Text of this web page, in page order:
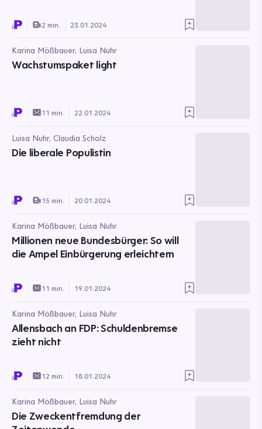
2 min. 23.01.2024
Karina Mößbauer, Luisa Nuhr
Wachstumspaket light
11 min. 22.01.2024
Luisa Nuhr, Claudia Scholz
Die liberale Populistin
15 min. 20.01.2024
Karina Mößbauer, Luisa Nuhr
Millionen neue Bundesbürger: So will
die Ampel Einbürgerung erleichtern
11 min. 19.01.2024
Karina Mößbauer, Luisa Nuhr
Allensbach an FDP: Schuldenbremse
zieht nicht
12 min. 18.01.2024
Karina Mößbauer, Luisa Nuhr
Die Zweckentfremdung der